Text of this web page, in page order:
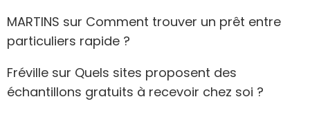
MARTINS sur Comment trouver un prêt entre
particuliers rapide ?
Fréville sur Quels sites proposent des
échantillons gratuits à recevoir chez soi ?